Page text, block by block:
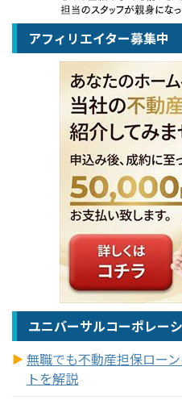
アフィリエイター募集中
ユニバーサルコーポレー
無職でも不動産担保ロー
トを解説